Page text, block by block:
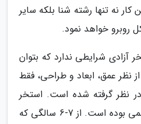
کار نه تنها رشته شنا بلکه سایر
روبرو خواهد نمود.
آزادی شرایطی ندارد که بتوان
نظر عمق، ابعاد و طراحی، فقط
نظر گرفته شده است. استخر
آزادی میزبان رویدادهای مهمی بوده است. از 7-6 سالگی که